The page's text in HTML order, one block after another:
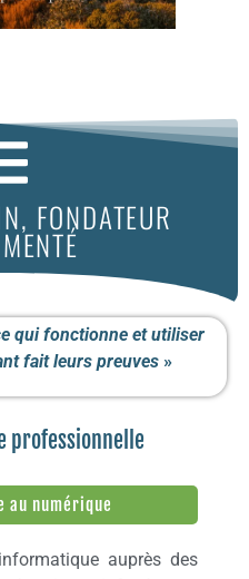
FONDATEUR
qui fonctionne et utiliser
fait leurs preuves»
professionnelle
au numérique
auprès des